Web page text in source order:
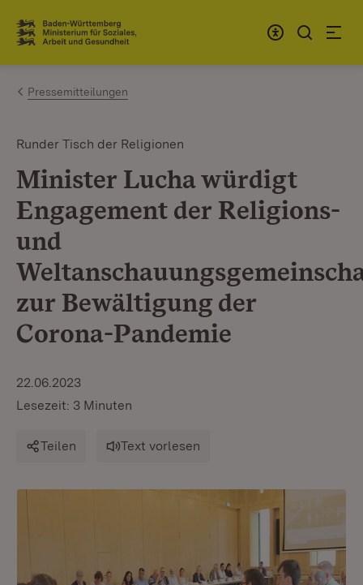
Zum Inhalt springen
Link zur Startseite
Pressemitteilungen
Runder Tisch der Religionen
Minister Lucha würdigt
Engagement der Religions-
und
zur Bewältigung der
Corona-Pandemie
22.06.2023
Lesezeit: 3 Minuten
Teilen Text vorlesen